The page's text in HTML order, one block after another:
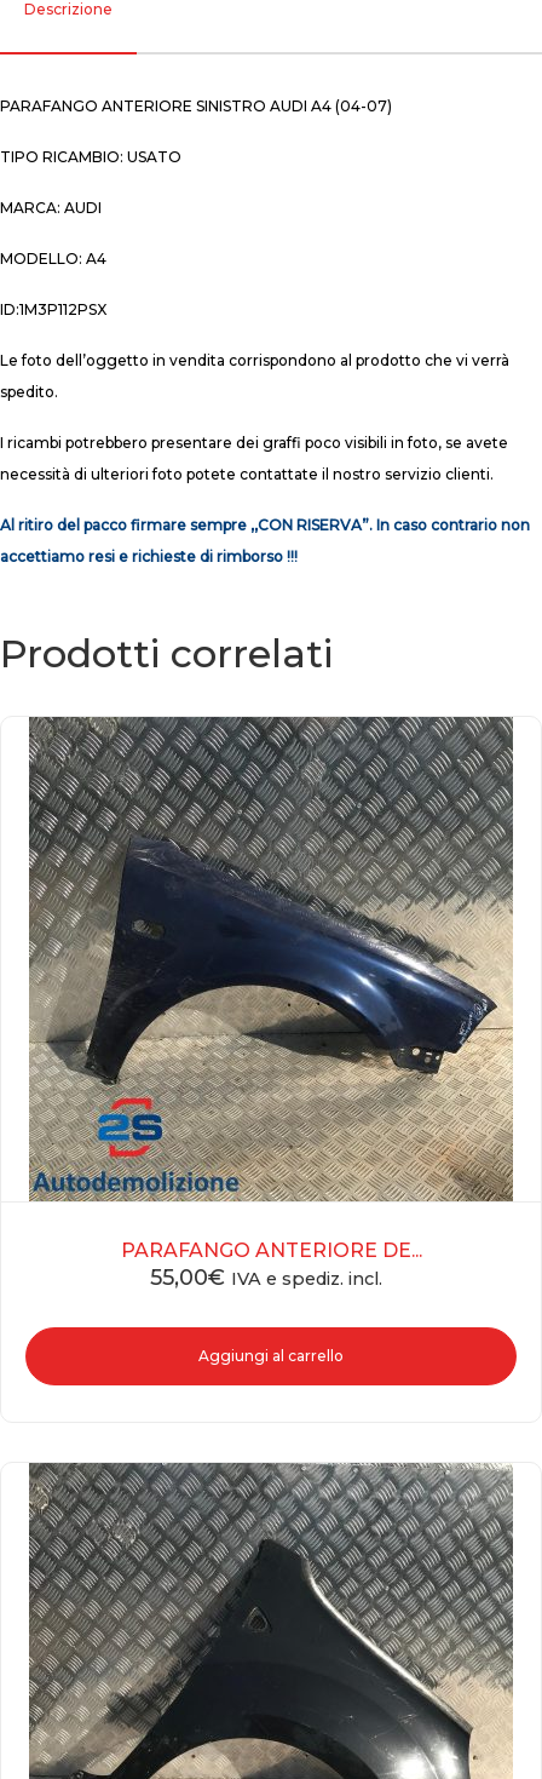
Descrizione
PARAFANGO ANTERIORE SINISTRO AUDI A4 (04-07)
TIPO RICAMBIO: USATO
MARCA: AUDI
MODELLO: A4
ID:1M3P112PSX
Le foto dell’oggetto in vendita corrispondono al prodotto che vi verrà
spedito.
I ricambi potrebbero presentare dei graffi poco visibili in foto, se avete
necessità di ulteriori foto potete contattate il nostro servizio clienti.
Al ritiro del pacco firmare sempre ,,CON RISERVA”. In caso contrario non
accettiamo resi e richieste di rimborso !!!
Prodotti correlati
PARAFANGO ANTERIORE DE...
55,00€ IVA e spediz. incl.
Aggiungi al carrello